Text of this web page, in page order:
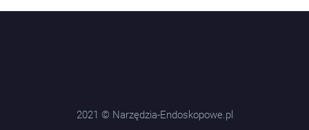
2021 © Narzędzia-Endoskopowe.pl